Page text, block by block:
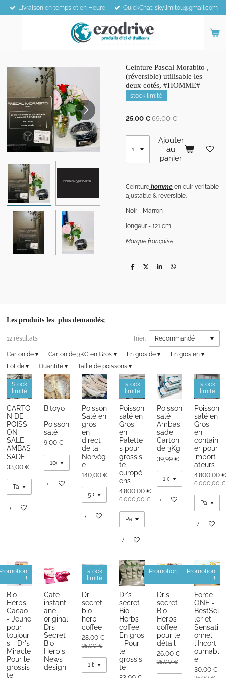
Passer
principal
Livraison en temps et en Heure! QuickChat: skylimitou@gmail.com
Ceinture Pascal Morabito ,
(réversible) utilisable les
deux cotés, #HOMME#
stock limité
25,00 € 69,00 €
Ajouter
au
panier
Ceinture homme en cuir veritable
ajustable & reversible.
Noir - Marron
longeur - 121 cm
Marque française
P
P
P
P
Les produits les plus demandés;
12 résultats Trier:
Carton de ▾ Carton de 3KG en Gros ▾ En gros de ▾ En gros en ▾
Lot de ▾ Quantité ▾ Taille de poissons ▾
Stock
limité
CARTO
N DE
POISS
ON
SALE
AMBAS
SADE
33,00 €
Ajouter au panier
Bitoyo
-
Poisson
salé
9,00 €
Ajouter au panier
Poisson
Salé en
gros -
en
direct
de la
Norvèg
e
140,00 €
Ajouter au panier
stock
limité
Poisson
salé en
Gros -
en
Palette
s pour
grossis
te
europé
ens
4 800,00 €
6 000,00 €
Ajouter au panier
Poisson
salé
Ambas
sade -
Carton
de 3Kg
39,99 €
Ajouter au panier
stock
limité
Poisson
salé en
Gros -
en
contain
er pour
import
ateurs
4 800,00 €
6 000,00 €
Ajouter
!
Bio
Herbs
Cacao
- Jeune
pour
toujour
s - Dr's
Miracle
Pour le
grossis
te
Café
instant
ané
original
Drs
Secret
Bio
Herb's
News
design
-
stock
limité
Dr
secret
bio
herb
coffee
28,00 €
35,00 €
Dr's
secret
Bio
Herbs
coffee
En gros
- Pour
le
grossis
te
Promotion
!
Dr's
secret
Bio
Herbs
coffee
pour le
détail
26,00 €
35,00 €
Promotion
!
Force
ONE -
BestSel
ler et
Sensati
onnel -
l'Incort
ournabl
e
30,00 €